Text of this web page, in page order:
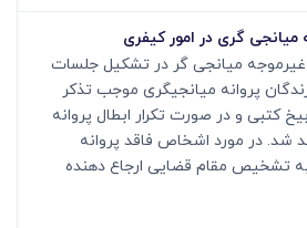
تاخیر غیرموجه میانجی گر‏ در تشکیل جلسات
پروانه میانجی‏گری موجب تذکر
کتبی و در صورت تکرار ابطال پروانه
شد. در مورد اشخاص فاقد پروانه
تشخیص مقام قضایی ارجاع دهنده